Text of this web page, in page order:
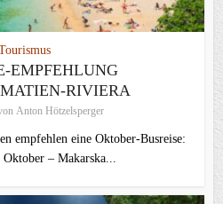
EMPFEHLUNG
RIVIERA
Anton Hötzelsperger
empfehlen eine Oktober-Busreise:
– Makarska...